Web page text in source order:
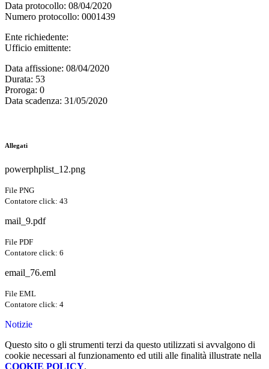
Data protocollo: 08/04/2020
Numero protocollo: 0001439
Ente richiedente:
Ufficio emittente:
Data affissione: 08/04/2020
Durata: 53
Proroga: 0
Data scadenza: 31/05/2020
Allegati
powerphplist_12.png
File PNG
Contatore click: 43
mail_9.pdf
File PDF
Contatore click: 6
email_76.eml
File EML
Contatore click: 4
Notizie
Questo sito o gli strumenti terzi da questo utilizzati si avvalgono di
cookie necessari al funzionamento ed utili alle finalità illustrate nella
COOKIE POLICY.